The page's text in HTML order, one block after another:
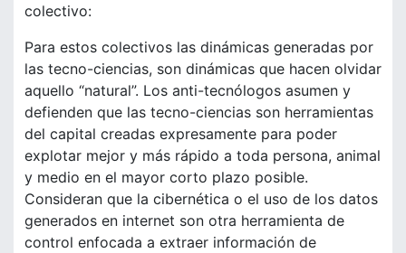
colectivo:
Para estos colectivos las dinámicas generadas por
las tecno-ciencias, son dinámicas que hacen olvidar
aquello “natural”. Los anti-tecnólogos asumen y
defienden que las tecno-ciencias son herramientas
del capital creadas expresamente para poder
explotar mejor y más rápido a toda persona, animal
y medio en el mayor corto plazo posible.
Consideran que la cibernética o el uso de los datos
generados en internet son otra herramienta de
control enfocada a extraer información de